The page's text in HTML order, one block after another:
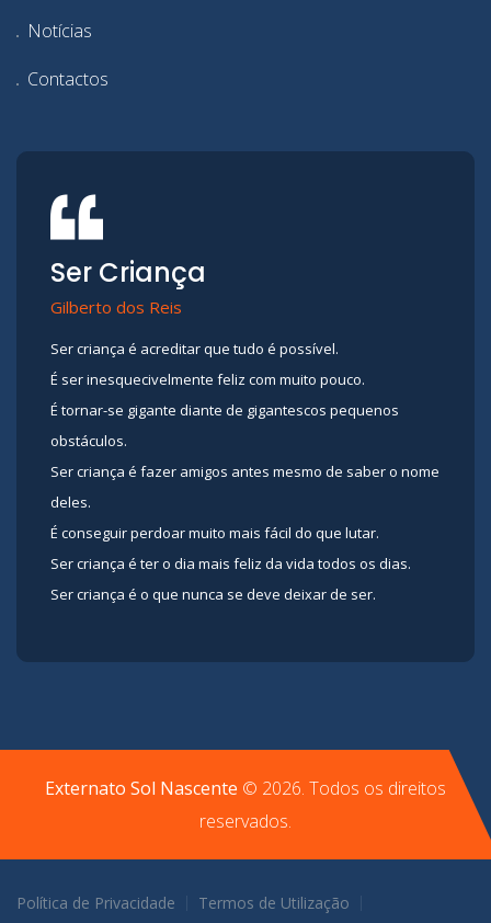
Notícias
Contactos
Ser Criança
Gilberto dos Reis
Ser criança é acreditar que tudo é possível.
É ser inesquecivelmente feliz com muito pouco.
É tornar-se gigante diante de gigantescos pequenos
obstáculos.
Ser criança é fazer amigos antes mesmo de saber o nome
deles.
É conseguir perdoar muito mais fácil do que lutar.
Ser criança é ter o dia mais feliz da vida todos os dias.
Ser criança é o que nunca se deve deixar de ser.
Externato Sol Nascente © 2026. Todos os direitos
reservados.
Política de Privacidade Termos de Utilização